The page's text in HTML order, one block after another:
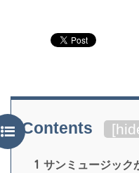
Contents [
1 サンミュージック